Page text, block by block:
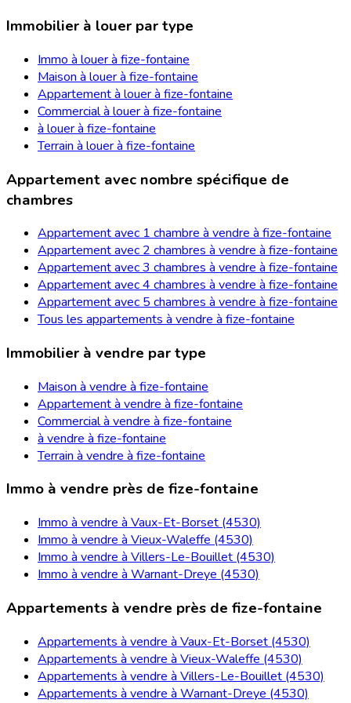
Immobilier à louer par type
Immo à louer à fize-fontaine
Maison à louer à fize-fontaine
Appartement à louer à fize-fontaine
Commercial à louer à fize-fontaine
à louer à fize-fontaine
Terrain à louer à fize-fontaine
Appartement avec nombre spécifique de
chambres
Appartement avec 1 chambre à vendre à fize-fontaine
Appartement avec 2 chambres à vendre à fize-fontaine
Appartement avec 3 chambres à vendre à fize-fontaine
Appartement avec 4 chambres à vendre à fize-fontaine
Appartement avec 5 chambres à vendre à fize-fontaine
Tous les appartements à vendre à fize-fontaine
Immobilier à vendre par type
Maison à vendre à fize-fontaine
Appartement à vendre à fize-fontaine
Commercial à vendre à fize-fontaine
à vendre à fize-fontaine
Terrain à vendre à fize-fontaine
Immo à vendre près de fize-fontaine
Immo à vendre à Vaux-Et-Borset (4530)
Immo à vendre à Vieux-Waleffe (4530)
Immo à vendre à Villers-Le-Bouillet (4530)
Immo à vendre à Warnant-Dreye (4530)
Appartements à vendre près de fize-fontaine
Appartements à vendre à Vaux-Et-Borset (4530)
Appartements à vendre à Vieux-Waleffe (4530)
Appartements à vendre à Villers-Le-Bouillet (4530)
Appartements à vendre à Warnant-Dreye (4530)